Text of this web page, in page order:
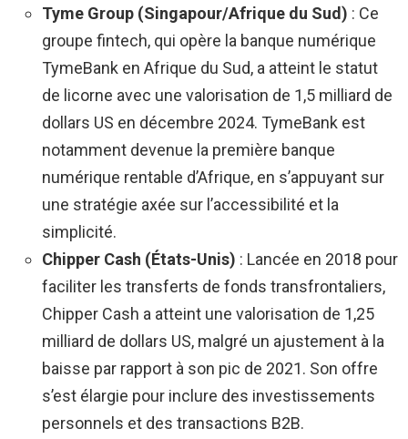
Tyme Group (Singapour/Afrique du Sud) : Ce
groupe fintech, qui opère la banque numérique
TymeBank en Afrique du Sud, a atteint le statut
de licorne avec une valorisation de 1,5 milliard de
dollars US en décembre 2024. TymeBank est
notamment devenue la première banque
numérique rentable d’Afrique, en s’appuyant sur
une stratégie axée sur l’accessibilité et la
simplicité.
Chipper Cash (États-Unis) : Lancée en 2018 pour
faciliter les transferts de fonds transfrontaliers,
Chipper Cash a atteint une valorisation de 1,25
milliard de dollars US, malgré un ajustement à la
baisse par rapport à son pic de 2021. Son offre
s’est élargie pour inclure des investissements
personnels et des transactions B2B.